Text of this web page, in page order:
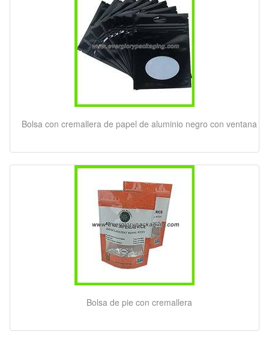
Bolsa con cremallera de papel de aluminio negro con ventana
Bolsa de pie con cremallera